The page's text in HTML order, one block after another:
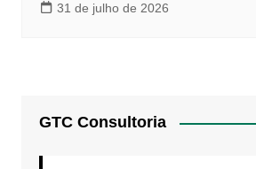
31 de julho de 2026
GTC Consultoria